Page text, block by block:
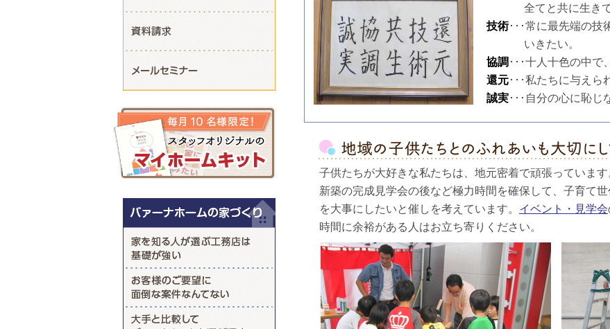
全てと共に生き
技術･･･常に最先端の技
いきたい。
協調 ･･･十人十色の中で
還元･･･私たちに与えら
誠実･･･自分の心に恥じ
子供たちが大好きな私たちは、地元密着で頑張っています
新築の完成見学会の後など極力時間を確保して、子育て
を大事にしたいと催しを考えています。 イベント・見学会
時間に余裕がある人はお立ち寄りください。